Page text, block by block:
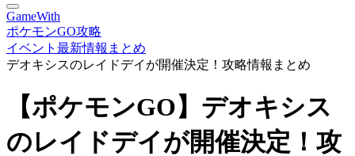
GameWith
ポケモンGO攻略
イベント最新情報まとめ
デオキシスのレイドデイが開催決定！攻略情報まとめ
【ポケモンGO】デオキシス
のレイドデイが開催決定！攻